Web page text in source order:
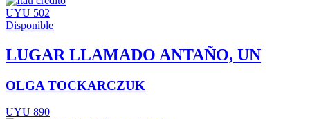
UYU 502
Disponible
LUGAR LLAMADO ANTAÑO, UN
OLGA TOCKARCZUK
UYU 890